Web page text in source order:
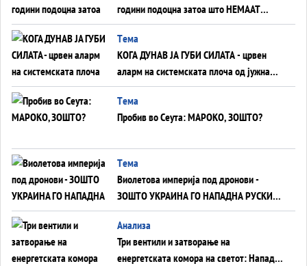
години подоцна затоа што НЕМААТ
ВНУЦИ ДА ГИ ЗАМЕНАТ
Tема
КОГА ДУНАВ ЈА ГУБИ СИЛАТА - црвен
аларм на системската плоча од јужна
Германија до Црното Море...
Tема
Пробив во Сеута: МАРОКО, ЗОШТО?
Tема
Виолетова империја под дронови -
ЗОШТО УКРАИНА ГО НАПАДНА РУСКИОТ
WILDBERRIES
Aнализа
Три вентили и затворање на
енергетската комора на светот: Нападот